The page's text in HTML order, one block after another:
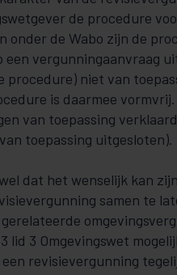
de procedure
onder de Wabo zijn de
een vergunningaanvraag
procedure) niet van
is daarmee
van toepassing
toepassing uitgesloten).
dat het wenselijk kan
samen te
lid 3 Omgevingswet
revisievergunning